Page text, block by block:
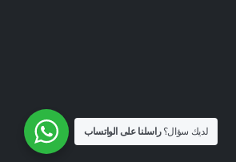
لديك سؤال؟راسلنا على الواتساب